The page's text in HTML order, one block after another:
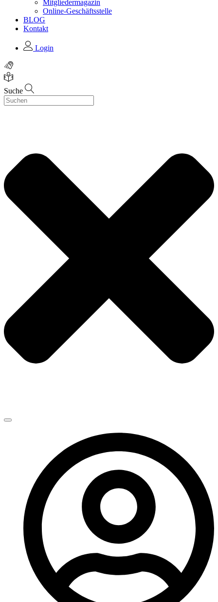
Mitgliedermagazin
Online-Geschäftsstelle
BLOG
Kontakt
Login
Suche